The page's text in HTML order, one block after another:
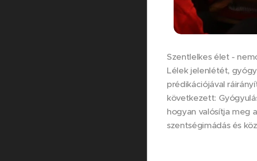
Szentlelkes élet -
Lélek jelenlétét,
prédikációjával
következett:
hogyan valósítja meg
szentségimádás és